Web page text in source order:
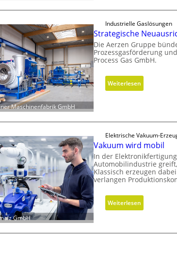
e
n
D
i
m
e
i
e
n
l
t
i
g
W
u
g
b
a
u
r
o
b
i
e
G
i
r
a
l
s
E
ff
i
z
z
Maschinenfabrik GmbH
Industrielle Gaslösungen
Strategische
Die Aerzen Gruppe
Prozessgasförderung
Process Gas GmbH.
Weiterlesen
S
a
t
e
g
i
s
c
h
u
GmbH
Elektrische Vakuum-
Vakuum wird mobil
In der
Automobilindustrie
Klassisch erzeugen
verlangen
Weiterlesen
V
k